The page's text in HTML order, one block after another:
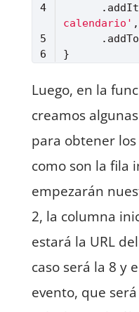
calendario' ,
Luego, en la
creamos
para obtener
como son la fila
empezarán
2, la columna
estará la URL
caso será la 8 y
evento, que